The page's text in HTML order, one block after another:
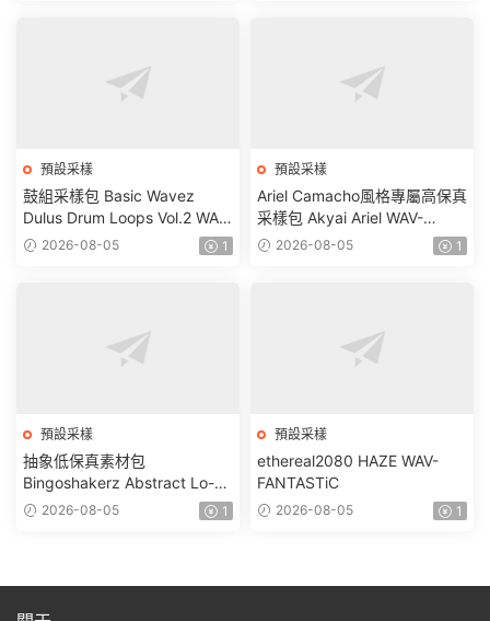
預設采樣
鼓組采樣包 Basic Wavez
Dulus Drum Loops Vol.2 WAV-
FANTASTiC
2026-08-05 1
預設采樣
Ariel Camacho風格專屬高保真
采樣包 Akyai Ariel WAV-
FANTASTiC
2026-08-05 1
預設采樣
抽象低保真素材包
Bingoshakerz Abstract Lo-Fi
WAV MiDi REX-FANTASTiC
2026-08-05 1
預設采樣
ethereal2080 HAZE WAV-
FANTASTiC
2026-08-05 1